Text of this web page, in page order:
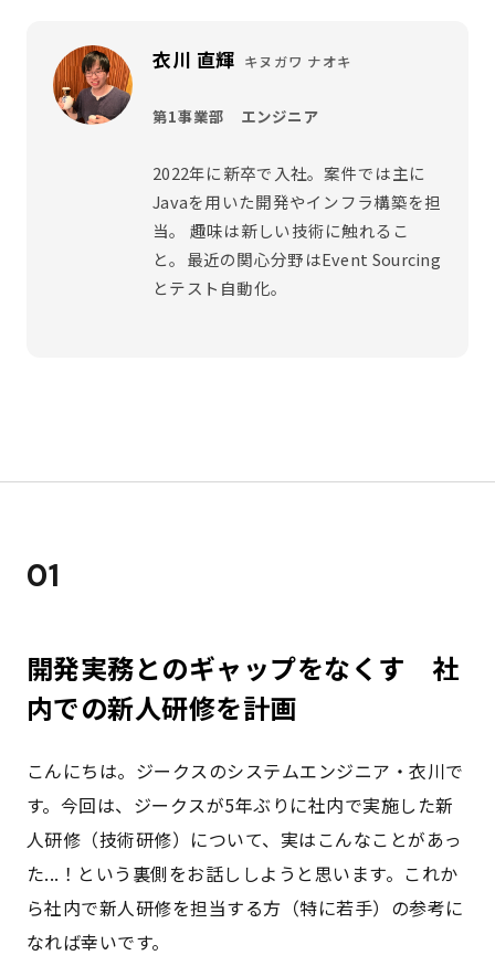
衣川 直輝 キヌガワ ナオキ
第1事業部 エンジニア
2022年に新卒で入社。案件では主に
Javaを用いた開発やインフラ構築を担
当。 趣味は新しい技術に触れるこ
と。最近の関心分野はEvent Sourcing
とテスト自動化。
01
開発実務とのギャップをなくす 社
内での新人研修を計画
こんにちは。ジークスのシステムエンジニア・衣川で
す。今回は、ジークスが5年ぶりに社内で実施した新
人研修（技術研修）について、実はこんなことがあっ
た...！という裏側をお話ししようと思います。これか
ら社内で新人研修を担当する方（特に若手）の参考に
なれば幸いです。